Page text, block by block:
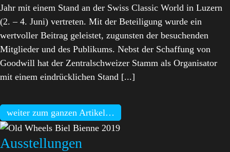
Jahr mit einem Stand an der Swiss Classic World in Luzern
(2. – 4. Juni) vertreten. Mit der Beteiligung wurde ein
wertvoller Beitrag geleistet, zugunsten der besuchenden
Mitglieder und des Publikums. Nebst der Schaffung von
Goodwill hat der Zentralschweizer Stamm als Organisator
mit einem eindrücklichen Stand [...]
weiter zum ganzen Artikel…
Ausstellungen